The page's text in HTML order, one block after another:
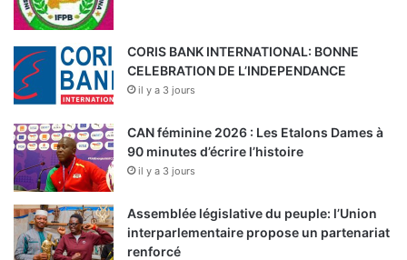
CORIS BANK INTERNATIONAL: BONNE
CELEBRATION DE L’INDEPENDANCE
il y a 3 jours
CAN féminine 2026 : Les Etalons Dames à
90 minutes d’écrire l’histoire
il y a 3 jours
Assemblée législative du peuple: l’Union
interparlementaire propose un partenariat
renforcé